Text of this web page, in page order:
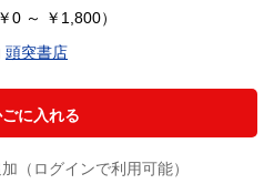
0 ～ ￥1,800）
頭突書店
に入れる
（ログインで利用可能）